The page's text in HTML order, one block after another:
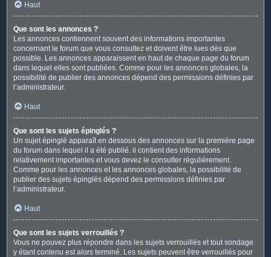
Haut
Que sont les annonces ?
Les annonces contiennent souvent des informations importantes
concernant le forum que vous consultez et doivent être lues dès que
possible. Les annonces apparaissent en haut de chaque page du forum
dans lequel elles sont publiées. Comme pour les annonces globales, la
possibilité de publier des annonces dépend des permissions définies par
l’administrateur.
Haut
Que sont les sujets épinglés ?
Un sujet épinglé apparaît en dessous des annonces sur la première page
du forum dans lequel il a été publié. il contient des informations
relativement importantes et vous devez le consulter régulièrement.
Comme pour les annonces et les annonces globales, la possibilité de
publier des sujets épinglés dépend des permissions définies par
l’administrateur.
Haut
Que sont les sujets verrouillés ?
Vous ne pouvez plus répondre dans les sujets verrouillés et tout sondage
y étant contenu est alors terminé. Les sujets peuvent être verrouillés pour